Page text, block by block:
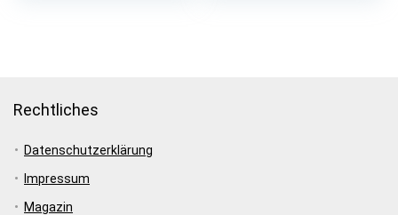
Rechtliches
Datenschutzerklärung
Impressum
Magazin